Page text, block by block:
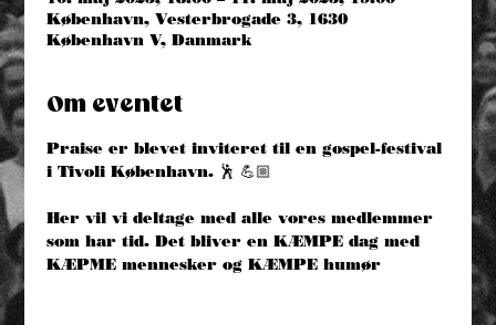
København, Vesterbrogade 3, 1630
København V, Danmark
Om eventet
Praise er blevet inviteret til en gospel-festival
i Tivoli København. 🕺 💪🏼
Her vil vi deltage med alle vores medlemmer
som har tid. Det bliver en KÆMPE dag med
KÆPME mennesker og KÆMPE humør